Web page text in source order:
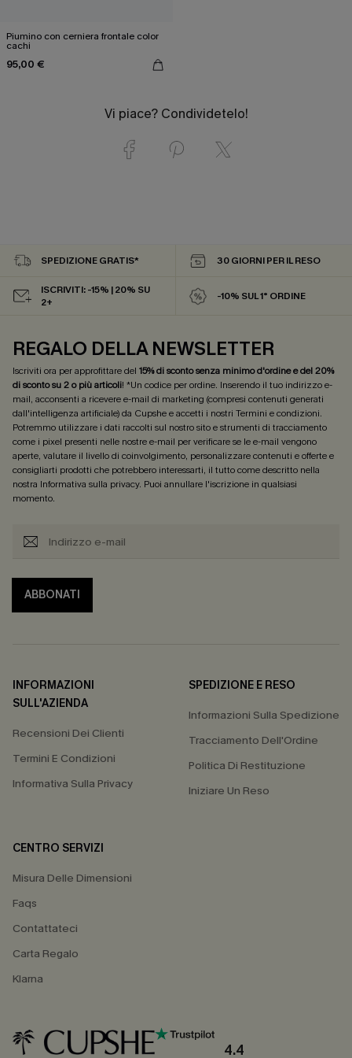
Piumino con cerniera frontale color
cachi
95,00 €
Vi piace? Condividetelo!
SPEDIZIONE GRATIS* 30 GIORNI PER IL RESO
ISCRIVITI: -15% | 20% SU
2+
-10% SUL 1° ORDINE
REGALO DELLA NEWSLETTER
Iscriviti ora per approfittare del 15% di sconto senza minimo d'ordine e del 20%
di sconto su 2 o più articoli! *Un codice per ordine. Inserendo il tuo indirizzo e-
mail, acconsenti a ricevere e-mail di marketing (compresi contenuti generati
dall'intelligenza artificiale) da Cupshe e accetti i nostri Termini e condizioni.
Potremmo utilizzare i dati raccolti sul nostro sito e strumenti di tracciamento
come i pixel presenti nelle nostre e-mail per verificare se le e-mail vengono
aperte, valutare il livello di coinvolgimento, personalizzare contenuti e offerte e
consigliarti prodotti che potrebbero interessarti, il tutto come descritto nella
nostra Informativa sulla privacy. Puoi annullare l'iscrizione in qualsiasi
momento.
ABBONATI
INFORMAZIONI
SULL'AZIENDA
Recensioni Dei Clienti
Termini E Condizioni
Informativa Sulla Privacy
SPEDIZIONE E RESO
Informazioni Sulla Spedizione
Tracciamento Dell'Ordine
Politica Di Restituzione
Iniziare Un Reso
CENTRO SERVIZI
Misura Delle Dimensioni
Faqs
Contattateci
Carta Regalo
Klarna
4.4